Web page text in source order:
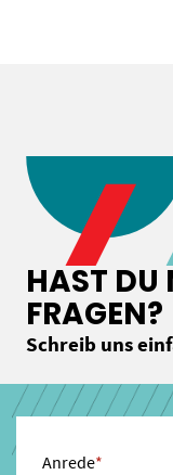
HAST DU
FRAGEN?
Schreib uns
Anrede*